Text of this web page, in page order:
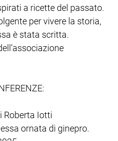
a ricette del passato.
per vivere la storia,
è stata scritta.
Roberta Iotti
ornata di ginepro.